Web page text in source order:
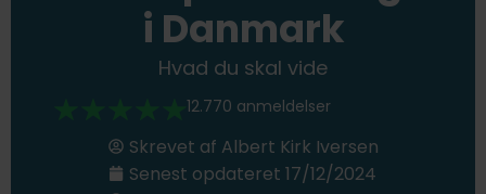
i Danmark
Hvad du skal vide
12.770 anmeldelser
Skrevet af Albert Kirk Iversen
Senest opdateret 17/12/2024